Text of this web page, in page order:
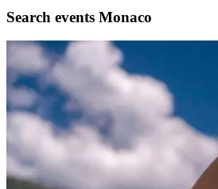
Search events Monaco